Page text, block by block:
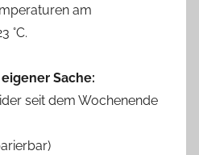
am
°C.
Sache:
seit dem Wochenende